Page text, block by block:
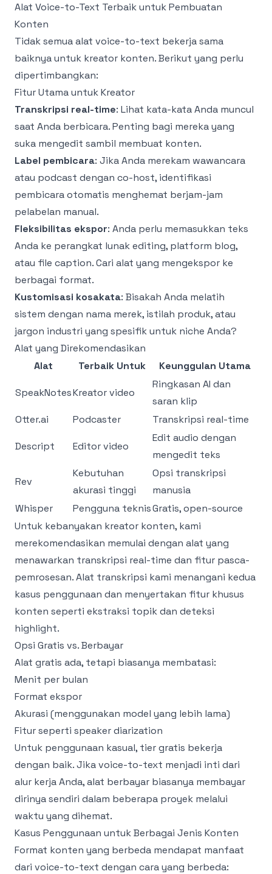
Alat Voice-to-Text Terbaik untuk Pembuatan
Konten
Tidak semua alat voice-to-text bekerja sama
baiknya untuk kreator konten. Berikut yang perlu
dipertimbangkan:
Fitur Utama untuk Kreator
Transkripsi real-time: Lihat kata-kata Anda muncul
saat Anda berbicara. Penting bagi mereka yang
suka mengedit sambil membuat konten.
Label pembicara: Jika Anda merekam wawancara
atau podcast dengan co-host, identifikasi
pembicara otomatis menghemat berjam-jam
pelabelan manual.
Fleksibilitas ekspor: Anda perlu memasukkan teks
Anda ke perangkat lunak editing, platform blog,
atau file caption. Cari alat yang mengekspor ke
berbagai format.
Kustomisasi kosakata: Bisakah Anda melatih
sistem dengan nama merek, istilah produk, atau
jargon industri yang spesifik untuk niche Anda?
Alat yang Direkomendasikan
Alat
Terbaik Untuk Keunggulan Utama
SpeakNotesKreator video
Ringkasan AI dan
saran klip
Otter.ai
Podcaster Transkripsi real-time
Descript Editor video
Edit audio dengan
mengedit teks
Rev
Kebutuhan
akurasi tinggi
Opsi transkripsi
manusia
Whisper
Pengguna teknisGratis, open-source
Untuk kebanyakan kreator konten, kami
merekomendasikan memulai dengan alat yang
menawarkan transkripsi real-time dan fitur pasca-
pemrosesan.Alat transkripsi kami menangani kedua
kasus penggunaan dan menyertakan fitur khusus
konten seperti ekstraksi topik dan deteksi
highlight.
Opsi Gratis vs. Berbayar
Alat gratis ada, tetapi biasanya membatasi:
Menit per bulan
Format ekspor
Akurasi (menggunakan model yang lebih lama)
Fitur seperti speaker diarization
Untuk penggunaan kasual, tier gratis bekerja
dengan baik. Jika voice-to-text menjadi inti dari
alur kerja Anda, alat berbayar biasanya membayar
dirinya sendiri dalam beberapa proyek melalui
waktu yang dihemat.
Kasus Penggunaan untuk Berbagai Jenis Konten
Format konten yang berbeda mendapat manfaat
dari voice-to-text dengan cara yang berbeda: